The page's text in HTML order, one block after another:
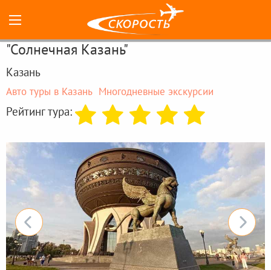
"Солнечная Казань"
Казань
Авто туры в Казань Многодневные экскурсии
Рейтинг тура: